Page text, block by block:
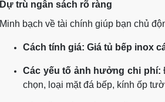
Dự trù ngân sách rõ ràng
Minh bạch về tài chính giúp bạn chủ
Cách tính giá: Giá tủ bếp inox
Các yếu tố ảnh hưởng chi phí:
chọn, loại mặt đá bếp, kính ốp